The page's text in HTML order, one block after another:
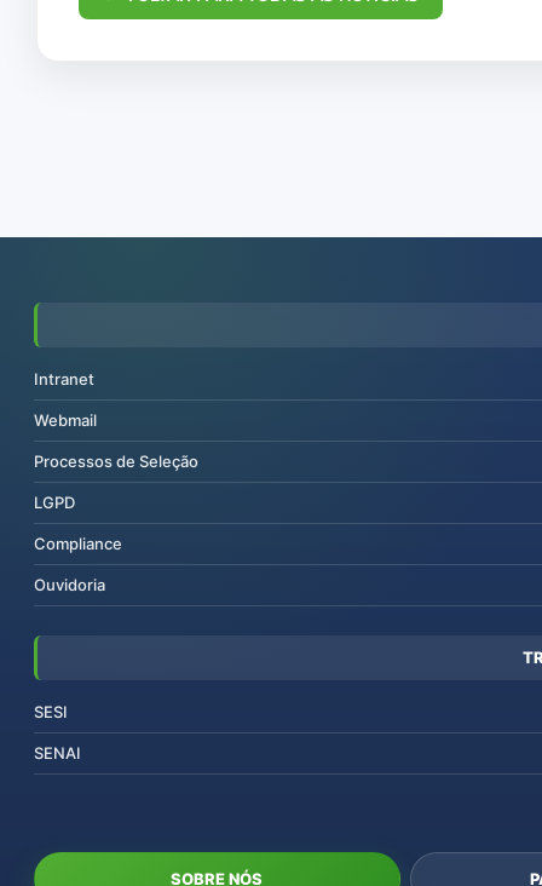
Intranet
Webmail
Processos de Seleção
LGPD
Compliance
Ouvidoria
SESI
SENAI
SOBRE NÓS